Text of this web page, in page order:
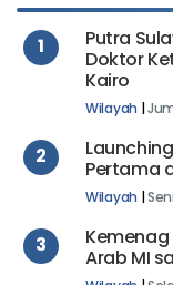
1
Putra
Doktor
Kairo
Wilayah |
2
Pertama
Wilayah |
3
Kemenag
Arab MI